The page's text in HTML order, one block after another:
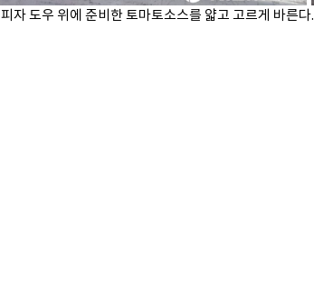
피자 도우 위에 준비한 토마토소스를 얇고 고르게 바른다.